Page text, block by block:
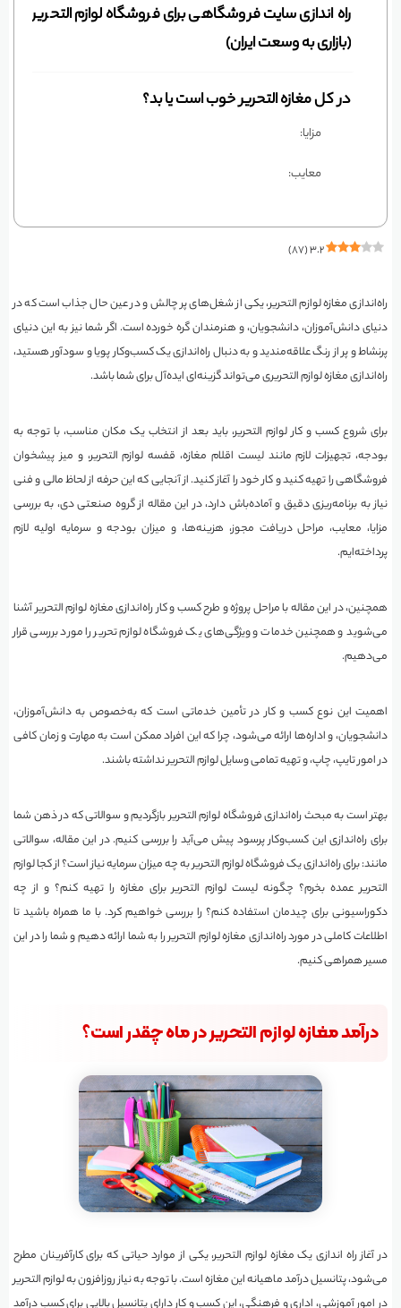
راه اندازی سایت فروشگاهی برای فروشگاه لوازم التحریر
(بازاری به وسعت ایران)
در کل مغازه التحریر خوب است یا بد؟
مزایا:
معایب:
۳.۲(۸۷)
راه‌اندازی مغازه لوازم التحریر، یکی از شغل‌های پر چالش و در عین حال جذاب است که در
دنیای دانش‌آموزان، دانشجویان، و هنرمندان گره خورده است. اگر شما نیز به این دنیای
پرنشاط و پر از رنگ علاقه‌مندید و به دنبال راه‌اندازی یک کسب‌وکار پویا و سودآور هستید،
راه‌اندازی مغازه لوازم التحریری می‌تواند گزینه‌ای ایده‌آل برای شما باشد.
برای شروع کسب و کار لوازم التحریر، باید بعد از انتخاب یک مکان مناسب، با توجه به
بودجه، تجهیزات لازم مانند لیست اقلام مغازه، قفسه لوازم التحریر، و میز پیشخوان
فروشگاهی را تهیه کنید و کار خود را آغاز کنید. از آنجایی که این حرفه از لحاظ مالی و فنی
نیاز به برنامه‌ریزی دقیق و آماده‌باش دارد، در این مقاله از گروه صنعتی دی، به بررسی
مزایا، معایب، مراحل دریافت مجوز، هزینه‌ها، و میزان بودجه و سرمایه اولیه لازم
پرداخته‌ایم.
همچنین، در این مقاله با مراحل پروژه و طرح کسب و کار راه‌اندازی مغازه لوازم التحریر آشنا
می‌شوید و همچنین خدمات و ویژگی‌های یک فروشگاه لوازم تحریر را مورد بررسی قرار
می‌دهیم.
اهمیت این نوع کسب و کار در تأمین خدماتی است که به‌خصوص به دانش‌آموزان،
دانشجویان، و اداره‌ها ارائه می‌شود، چرا که این افراد ممکن است به مهارت و زمان کافی
در امور تایپ، چاپ، و تهیه تمامی وسایل لوازم التحریر نداشته باشند.
بهتر است به مبحث راه‌اندازی فروشگاه لوازم التحریر بازگردیم و سوالاتی که در ذهن شما
برای راه‌اندازی این کسب‌وکار پرسود پیش می‌آید را بررسی کنیم. در این مقاله، سوالاتی
مانند: برای راه‌اندازی یک فروشگاه لوازم التحریر به چه میزان سرمایه نیاز است؟ از کجا لوازم
التحریر عمده بخرم؟ چگونه لیست لوازم التحریر برای مغازه را تهیه کنم؟ و از چه
دکوراسیونی برای چیدمان استفاده کنم؟ را بررسی خواهیم کرد. با ما همراه باشید تا
اطلاعات کاملی در مورد راه‌اندازی مغازه لوازم التحریر را به شما ارائه دهیم و شما را در این
مسیر همراهی کنیم.
درآمد مغازه لوازم التحریر در ماه چقدر است؟
در آغاز راه اندازی یک مغازه لوازم التحریر، یکی از موارد حیاتی که برای کارآفرینان مطرح
می‌شود، پتانسیل درآمد ماهیانه این مغازه است. با توجه به نیاز روزافزون به لوازم التحریر
در امور آموزشی، اداری و فرهنگی، این کسب و کار دارای پتانسیل بالایی برای کسب درآمد